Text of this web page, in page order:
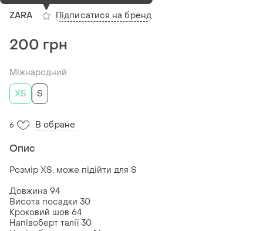
ZARA Підписатися на бренд
200 грн
Міжнародний
ХS
S
6 В обране
Опис
Розмір XS, може підійти для S
Довжина 94
Висота посадки 30
Кроковий шов 64
Напівоберт талії 30